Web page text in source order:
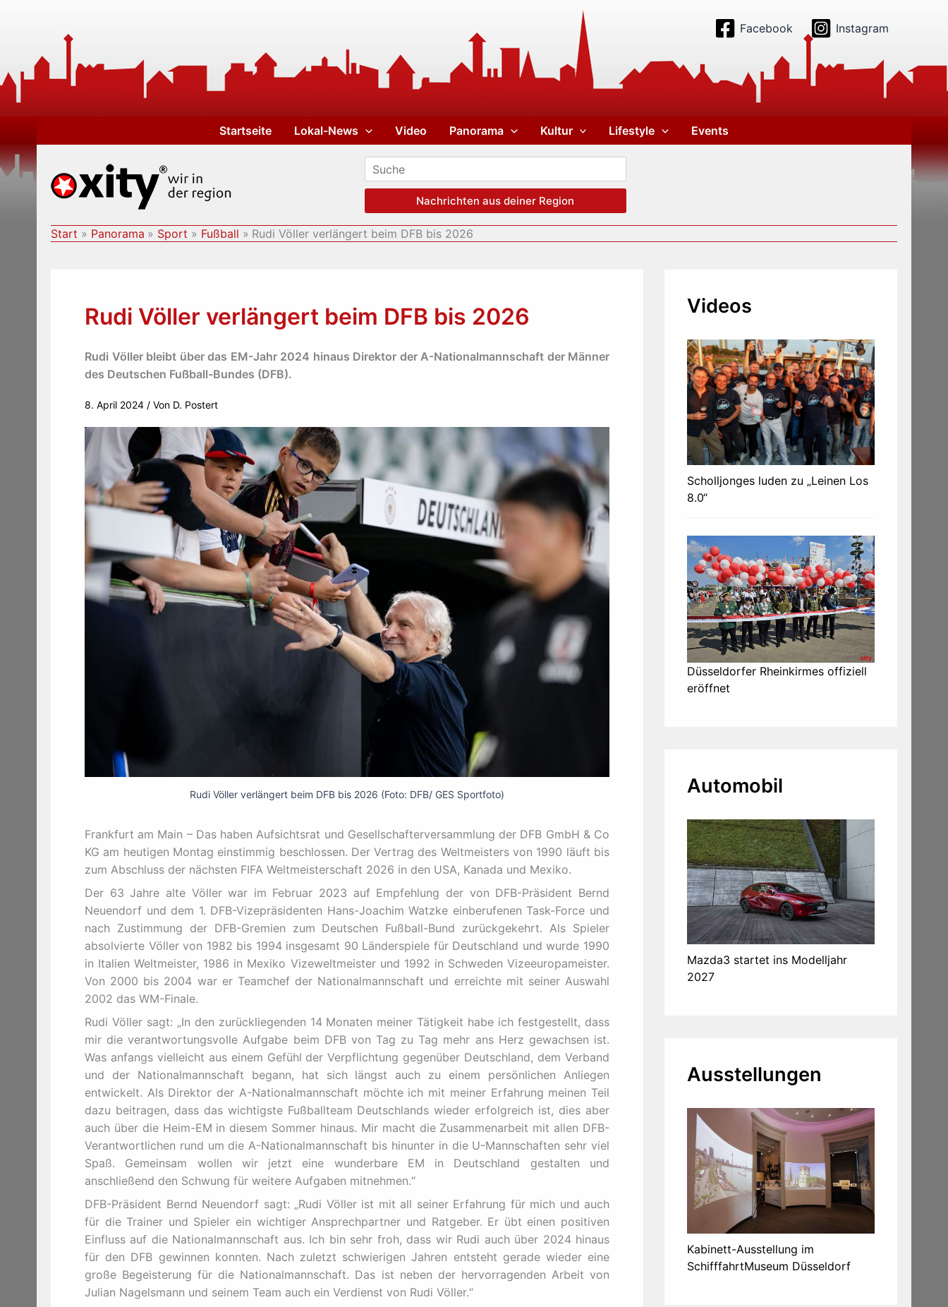
Facebook Instagram
Startseite Lokal-News Video Panorama Kultur Lifestyle Events
Nachrichten aus deiner Region
Start Panorama Sport Fußball Rudi Völler verlängert beim DFB bis 2026
Rudi Völler verlängert beim DFB bis 2026
Rudi Völler bleibt über das EM-Jahr 2024 hinaus Direktor der A-Nationalmannschaft der Männer
des Deutschen Fußball-Bundes (DFB).
8. April 2024 / Von D. Postert
Rudi Völler verlängert beim DFB bis 2026 (Foto: DFB/ GES Sportfoto)
Frankfurt am Main – Das haben Aufsichtsrat und Gesellschafterversammlung der DFB GmbH & Co
KG am heutigen Montag einstimmig beschlossen. Der Vertrag des Weltmeisters von 1990 läuft bis
zum Abschluss der nächsten FIFA Weltmeisterschaft 2026 in den USA, Kanada und Mexiko.
Der 63 Jahre alte Völler war im Februar 2023 auf Empfehlung der von DFB-Präsident Bernd
Neuendorf und dem 1. DFB-Vizepräsidenten Hans-Joachim Watzke einberufenen Task-Force und
nach Zustimmung der DFB-Gremien zum Deutschen Fußball-Bund zurückgekehrt. Als Spieler
absolvierte Völler von 1982 bis 1994 insgesamt 90 Länderspiele für Deutschland und wurde 1990
in Italien Weltmeister, 1986 in Mexiko Vizeweltmeister und 1992 in Schweden Vizeeuropameister.
Von 2000 bis 2004 war er Teamchef der Nationalmannschaft und erreichte mit seiner Auswahl
2002 das WM-Finale.
Rudi Völler sagt: „In den zurückliegenden 14 Monaten meiner Tätigkeit habe ich festgestellt, dass
mir die verantwortungsvolle Aufgabe beim DFB von Tag zu Tag mehr ans Herz gewachsen ist.
Was anfangs vielleicht aus einem Gefühl der Verpflichtung gegenüber Deutschland, dem Verband
und der Nationalmannschaft begann, hat sich längst auch zu einem persönlichen Anliegen
entwickelt. Als Direktor der A-Nationalmannschaft möchte ich mit meiner Erfahrung meinen Teil
dazu beitragen, dass das wichtigste Fußballteam Deutschlands wieder erfolgreich ist, dies aber
auch über die Heim-EM in diesem Sommer hinaus. Mir macht die Zusammenarbeit mit allen DFB-
Verantwortlichen rund um die A-Nationalmannschaft bis hinunter in die U-Mannschaften sehr viel
Spaß. Gemeinsam wollen wir jetzt eine wunderbare EM in Deutschland gestalten und
anschließend den Schwung für weitere Aufgaben mitnehmen.“
DFB-Präsident Bernd Neuendorf sagt: „Rudi Völler ist mit all seiner Erfahrung für mich und auch
für die Trainer und Spieler ein wichtiger Ansprechpartner und Ratgeber. Er übt einen positiven
Einfluss auf die Nationalmannschaft aus. Ich bin sehr froh, dass wir Rudi auch über 2024 hinaus
für den DFB gewinnen konnten. Nach zuletzt schwierigen Jahren entsteht gerade wieder eine
große Begeisterung für die Nationalmannschaft. Das ist neben der hervorragenden Arbeit von
Julian Nagelsmann und seinem Team auch ein Verdienst von Rudi Völler.“
Videos
Scholljonges luden zu „Leinen Los
8.0“
Düsseldorfer Rheinkirmes offiziell
eröffnet
Automobil
Mazda3 startet ins Modelljahr
2027
Ausstellungen
Kabinett-Ausstellung im
SchifffahrtMuseum Düsseldorf